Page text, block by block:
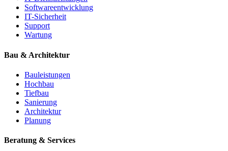
Softwareentwicklung
IT-Sicherheit
Support
Wartung
Bau & Architektur
Bauleistungen
Hochbau
Tiefbau
Sanierung
Architektur
Planung
Beratung & Services